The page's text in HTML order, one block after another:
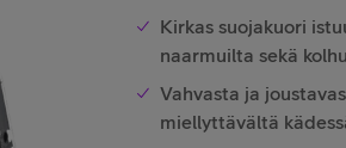
Kirkas suojakuori
naarmuilta sekä
Vahvasta ja
miellyttävältä